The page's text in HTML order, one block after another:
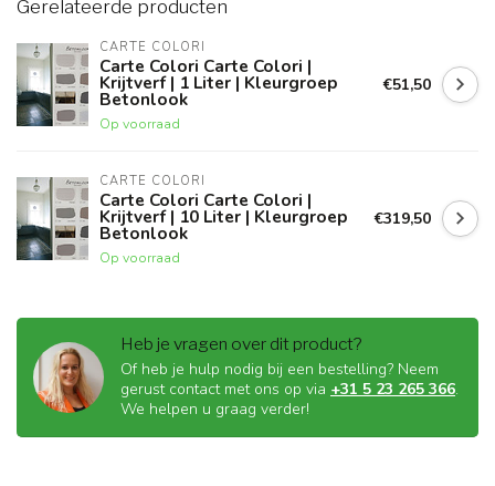
Gerelateerde producten
CARTE COLORI
Carte Colori Carte Colori |
Krijtverf | 1 Liter | Kleurgroep
Betonlook
Op voorraad
€51,50
CARTE COLORI
Carte Colori Carte Colori |
Krijtverf | 10 Liter | Kleurgroep
Betonlook
Op voorraad
€319,50
Heb je vragen over dit product?
Of heb je hulp nodig bij een bestelling? Neem
gerust contact met ons op via +31 5 23 265 366.
We helpen u graag verder!